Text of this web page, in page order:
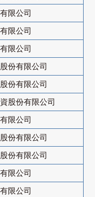
限公司
限公司
限公司
份有限公司
份有限公司
股份有限公司
限公司
份有限公司
份有限公司
限公司
限公司